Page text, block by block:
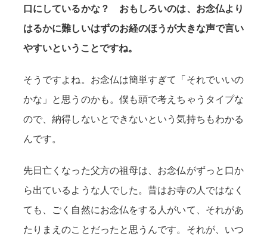
口にしているかな？ おもしろいのは、お念仏より
はるかに難しいはずのお経のほうが大きな声で言い
やすいということですね。
そうですよね。お念仏は簡単すぎて「それでいいの
かな」と思うのかも。僕も頭で考えちゃうタイプな
ので、納得しないとできないという気持ちもわかる
んです。
先日亡くなった父方の祖母は、お念仏がずっと口か
ら出ているような人でした。昔はお寺の人ではなく
ても、ごく自然にお念仏をする人がいて、それがあ
たりまえのことだったと思うんです。それが、いつ